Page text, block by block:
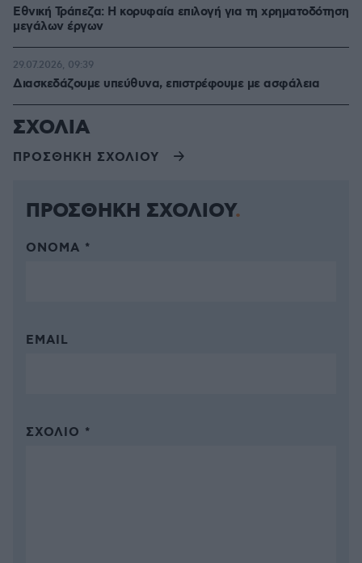
Εθνική Τράπεζα: Η κορυφαία επιλογή για τη χρηματοδότηση
μεγάλων έργων
Διασκεδάζουμε υπεύθυνα, επιστρέφουμε με ασφάλεια
29.07.2026, 09:39
ΣΧΟΛΙΑ
ΠΡΟΣΘΗΚΗ ΣΧΟΛΙΟΥ
ΠΡΟΣΘΗΚΗ ΣΧΟΛΙΟΥ
ΌΝΟΜΑ *
EMAIL
ΣΧΌΛΙΟ *